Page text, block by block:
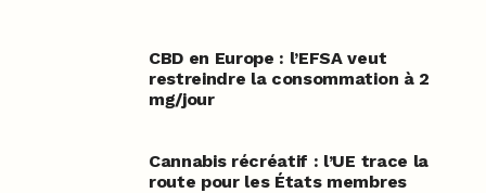
CBD en Europe : l’EFSA veut
restreindre la consommation à 2
mg/jour
Cannabis récréatif : l’UE trace la
route pour les États membres